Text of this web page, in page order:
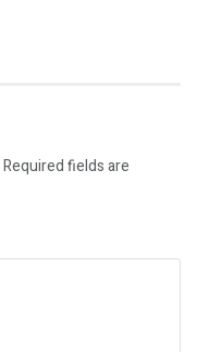
Required fields are